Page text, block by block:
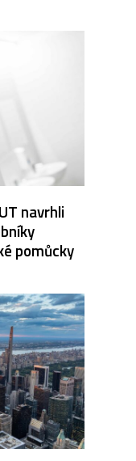
navrhli
pomůcky